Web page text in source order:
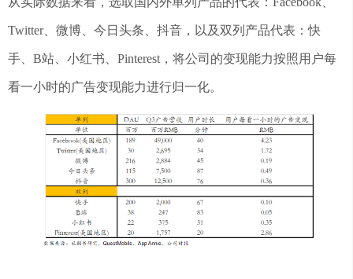
Twitter、微博、今日头条、抖音，以及双列产品代表：快
手、B站、小红书、Pinterest，将公司的变现能力按照用户每
看一小时的广告变现能力进行归一化。